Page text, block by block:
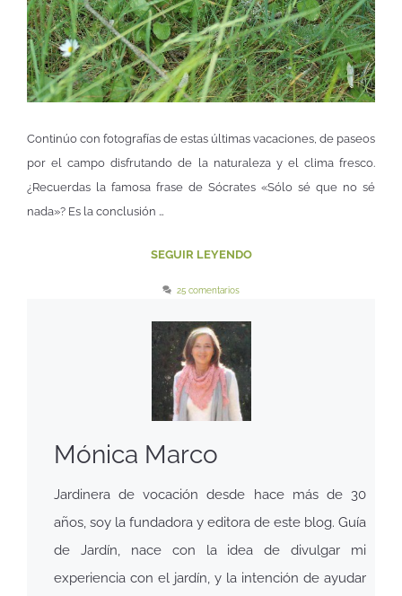
Continúo con fotografías de estas últimas vacaciones, de paseos
por el campo disfrutando de la naturaleza y el clima fresco.
¿Recuerdas la famosa frase de Sócrates «Sólo sé que no sé
nada»? Es la conclusión …
SEGUIR LEYENDO
25 comentarios
Mónica Marco
Jardinera de vocación desde hace más de 30
años, soy la fundadora y editora de este blog. Guía
de Jardín, nace con la idea de divulgar mi
experiencia con el jardín, y la intención de ayudar